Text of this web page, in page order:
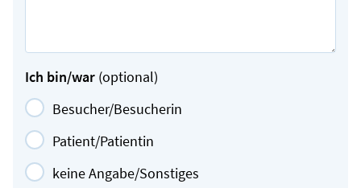
Ich bin/war (optional)
Besucher/Besucherin
Patient/Patientin
keine Angabe/Sonstiges